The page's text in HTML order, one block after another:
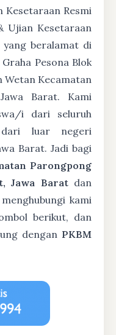
Kesetaraan Resmi
Ujian Kesetaraan
yang beralamat di
Pesona Blok
Wetan Kecamatan
Barat. Kami
i dari seluruh
luar negeri
Barat. Jadi bagi
Parongpong
Jawa Baratdan
kami
berikut, dan
dengan PKBM